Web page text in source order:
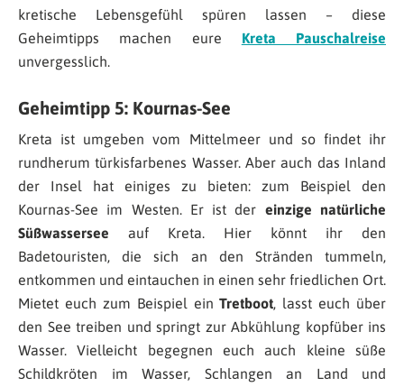
kretische Lebensgefühl spüren lassen – diese
Geheimtipps machen eure Kreta Pauschalreise
unvergesslich.
Geheimtipp 5: Kournas-See
Kreta ist umgeben vom Mittelmeer und so findet ihr
rundherum türkisfarbenes Wasser. Aber auch das Inland
der Insel hat einiges zu bieten: zum Beispiel den
Kournas-See im Westen. Er ist der einzige natürliche
Süßwassersee auf Kreta. Hier könnt ihr den
Badetouristen, die sich an den Stränden tummeln,
entkommen und eintauchen in einen sehr friedlichen Ort.
Mietet euch zum Beispiel einTretboot, lasst euch über
den See treiben und springt zur Abkühlung kopfüber ins
Wasser. Vielleicht begegnen euch auch kleine süße
Schildkröten im Wasser, Schlangen an Land und